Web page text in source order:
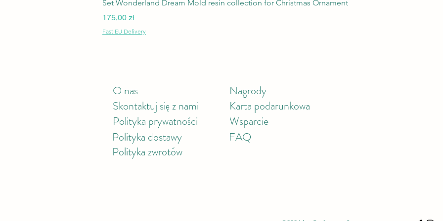
Set Wonderland Dream Mold resin collection for Christmas Ornament
Cena
175,00 zł
Fast EU Delivery
O nas
Skontaktuj się z nami
Polityka prywatności
Polityka dostawy
Polityka zwrotów
Nagrody
Karta podarunkowa
Wsparcie
FAQ